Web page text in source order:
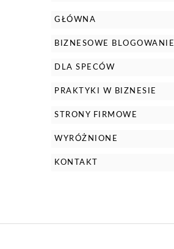
GŁÓWNA
BIZNESOWE BLOGOWANIE
DLA SPECÓW
PRAKTYKI W BIZNESIE
STRONY FIRMOWE
WYRÓŻNIONE
KONTAKT